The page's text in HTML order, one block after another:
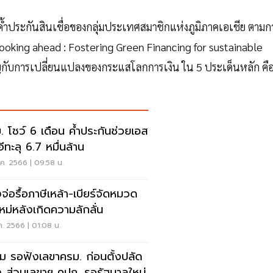
ประกันสินเชื่อของกลุ่มประเทศสมาชิกแห่งภูมิภาคเอเชีย ตามก
ahead : Fostering Green Financing for sustainable
การเปลี่ยนแปลงของกระแสโลกการเงิน ใน 5 ประเด็นหลัก คื
โชว์ 6 เดือน ค้ำประกันช่วยเอส
ทะลุ 6.7 หมื่นล้าน
. 2566 | 09:58 น.
อรื้อภาษีเหล้า-เบียร์จัดหมวด
ม่หลังเกิดความลักลั่น
. 2566 | 01:08 น.
รอฟังเลขาครม. ก่อนตั้งปลัด